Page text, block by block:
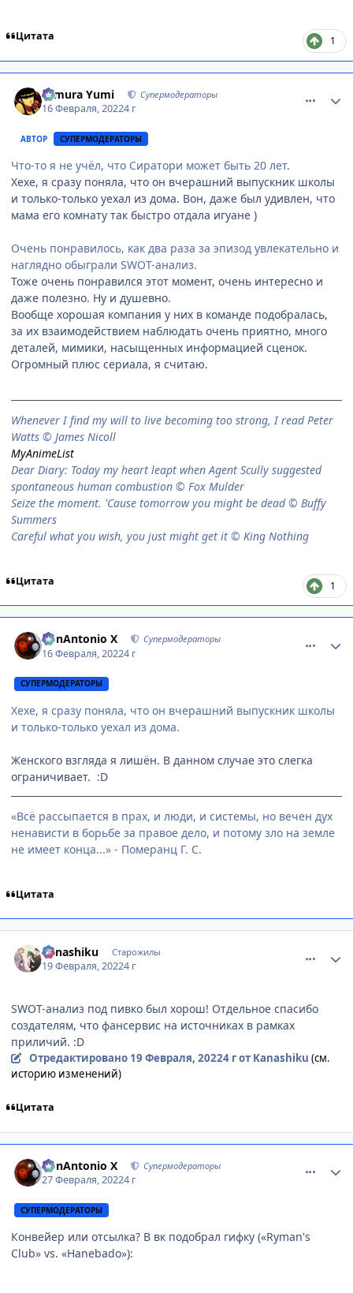
Цитата 1
Himura Yumi Супермодераторы
16 Февраля, 20224 г
АВТОР СУПЕРМОДЕРАТОРЫ
Что-то я не учёл, что Сиратори может быть 20 лет.
Хехе, я сразу поняла, что он вчерашний выпускник школы
и только-только уехал из дома. Вон, даже был удивлен, что
мама его комнату так быстро отдала игуане )
Очень понравилось, как два раза за эпизод увлекательно и
наглядно обыграли SWOT-анализ.
Тоже очень понравился этот момент, очень интересно и
даже полезно. Ну и душевно.
Вообще хорошая компания у них в команде подобралась,
за их взаимодействием наблюдать очень приятно, много
деталей, мимики, насыщенных информацией сценок.
Огромный плюс сериала, я считаю.
When­ever I find my will to live be­com­ing too strong, I read Peter
Watts © James Nicoll
MyAnimeList
Dear Diary: Today my heart leapt when Agent Scully suggested
spontaneous human combustion © Fox Mulder
Seize the moment. 'Cause tomorrow you might be dead © Buffy
Summers
Careful what you wish, you just might get it © King Nothing
Цитата 1
BonAntonio X Супермодераторы
16 Февраля, 20224 г
СУПЕРМОДЕРАТОРЫ
Хехе, я сразу поняла, что он вчерашний выпускник школы
и только-только уехал из дома.
Женского взгляда я лишён. В данном случае это слегка
ограничивает. :D
«Всё рассыпается в прах, и люди, и системы, но вечен дух
ненависти в борьбе за правое дело, и потому зло на земле
не имеет конца...» - Померанц Г. С.
Цитата
Kanashiku Старожилы
19 Февраля, 20224 г
SWOT-анализ под пивко был хорош! Отдельное спасибо
создателям, что фансервис на источниках в рамках
приличий. :D
Отредактировано 19 Февраля, 20224 гот Kanashiku (см.
историю изменений)
Цитата
BonAntonio X Супермодераторы
27 Февраля, 20224 г
СУПЕРМОДЕРАТОРЫ
Конвейер или отсылка? В вк подобрал гифку («Ryman's
Club» vs. «Hanebado»):